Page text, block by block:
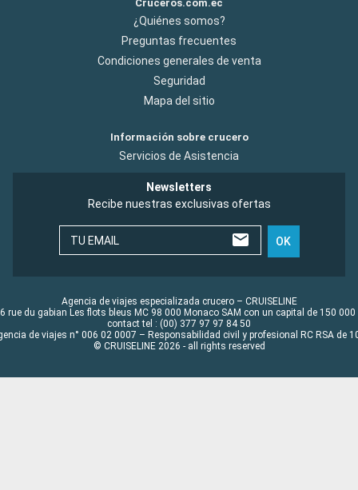
Cruceros.com.ec
¿Quiénes somos?
Preguntas frecuentes
Condiciones generales de venta
Seguridad
Mapa del sitio
Información sobre crucero
Servicios de Asistencia
Newsletters
Recibe nuestras exclusivas ofertas
TU EMAIL OK
Agencia de viajes especializada crucero – CRUISELINE
rue du gabian Les flots bleus MC 98 000 Monaco SAM con un capital de 150 000
contact tel : (00) 377 97 97 84 50
de viajes n° 006 02 0007 – Responsabilidad civil y profesional RC RSA de
© CRUISELINE 2026 - all rights reserved